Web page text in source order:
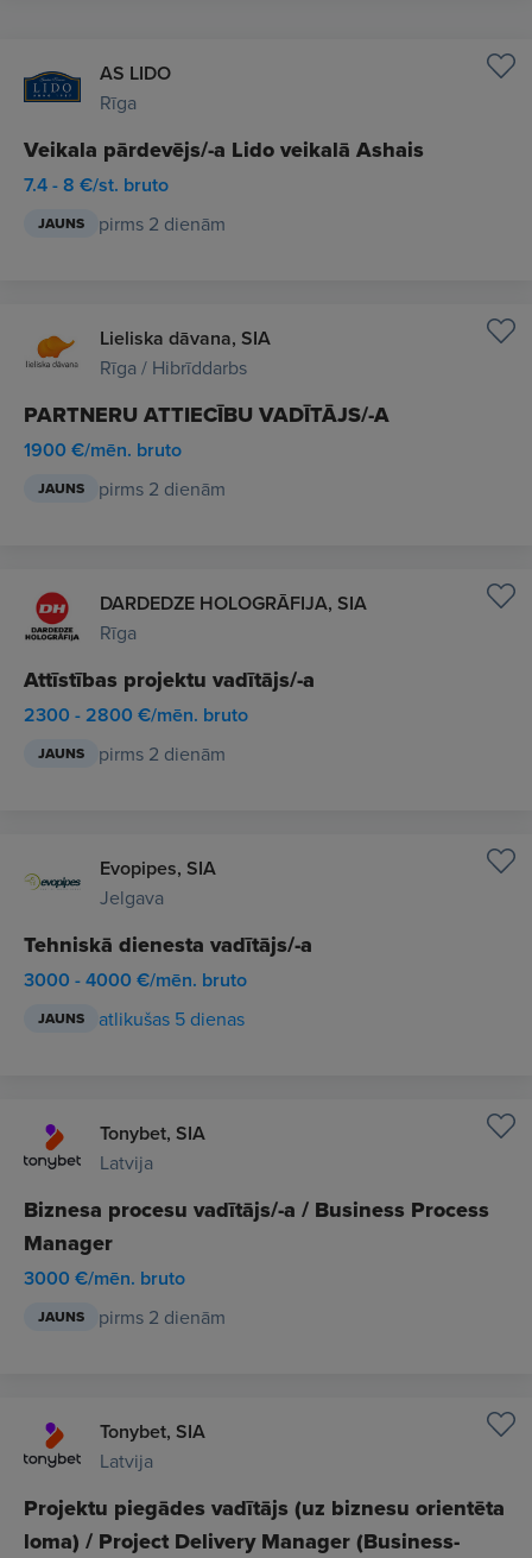
AS LIDO
Rīga
Veikala pārdevējs/-a Lido veikalā Ashais
7.4 - 8 €/st. bruto
JAUNS pirms 2 dienām
Lieliska dāvana, SIA
Rīga / Hibrīddarbs
PARTNERU ATTIECĪBU VADĪTĀJS/-A
1900 €/mēn. bruto
JAUNS pirms 2 dienām
DARDEDZE HOLOGRĀFIJA, SIA
Rīga
Attīstības projektu vadītājs/-a
2300 - 2800 €/mēn. bruto
JAUNS pirms 2 dienām
Evopipes, SIA
Jelgava
Tehniskā dienesta vadītājs/-a
3000 - 4000 €/mēn. bruto
JAUNS atlikušas 5 dienas
Tonybet, SIA
Latvija
Biznesa procesu vadītājs/-a / Business Process
Manager
3000 €/mēn. bruto
JAUNS pirms 2 dienām
Tonybet, SIA
Latvija
Projektu piegādes vadītājs (uz biznesu orientēta
loma) / Project Delivery Manager (Business-